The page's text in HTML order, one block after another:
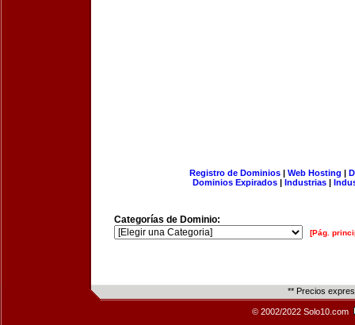
Registro de Dominios| Web Hosting |
Dominios Expirados | Industrias |
Categorías de Dominio:
[Pág.
** Precios
© 2002/2022 Solo10.com